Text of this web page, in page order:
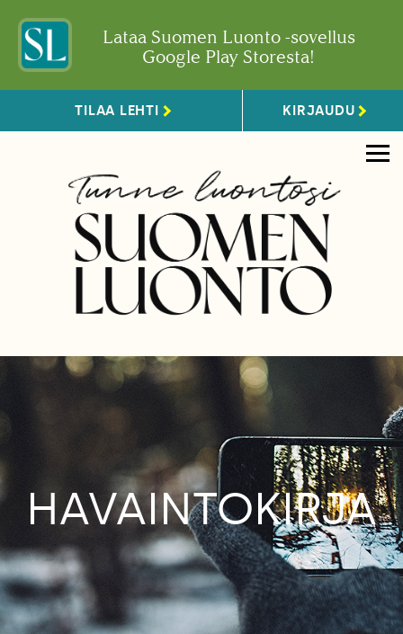
Lataa Suomen Luonto -sovellus
Google Play Storesta!
TILAA LEHTI KIRJAUDU
HAVAINTOKIRJA